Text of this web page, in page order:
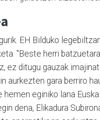
EH Bilduko
"Beste herri
ez ditugu gauzak
aurkezten gara berriro
eginiko lana
dena, Elikadura